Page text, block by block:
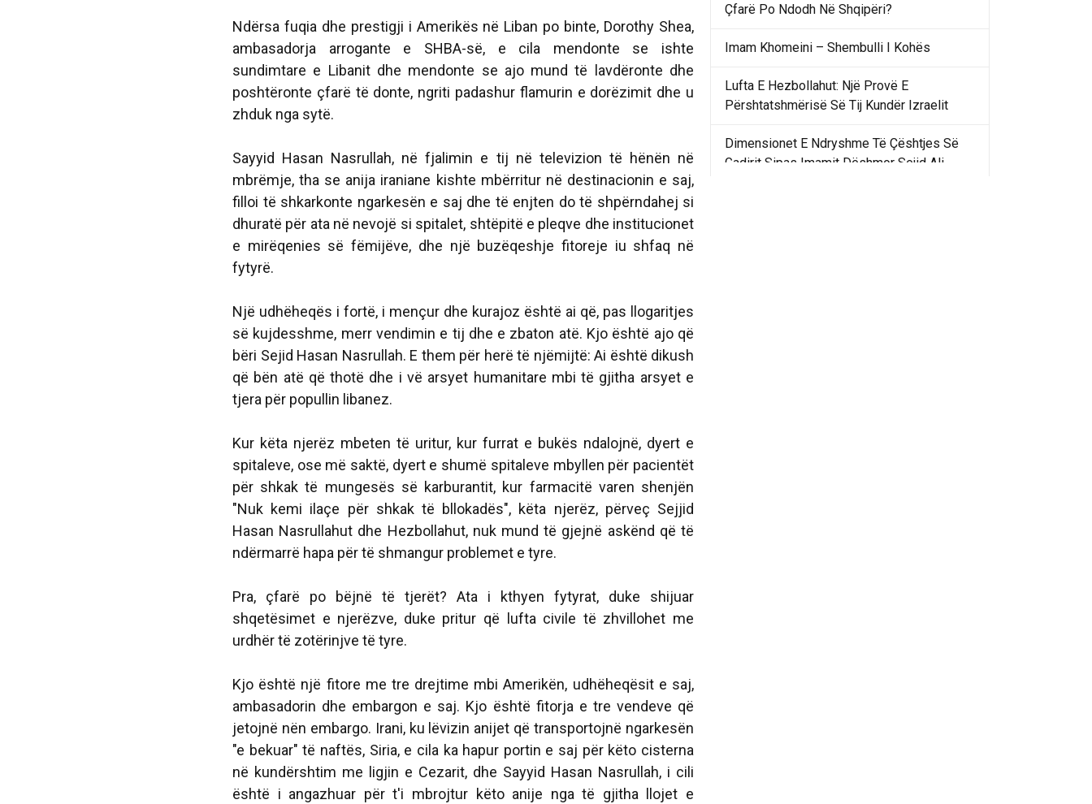
Ndërsa fuqia dhe prestigji i Amerikës në Liban po binte, Dorothy Shea,
ambasadorja arrogante e SHBA-së, e cila mendonte se ishte
sundimtare e Libanit dhe mendonte se ajo mund të lavdëronte dhe
poshtëronte çfarë të donte, ngriti padashur flamurin e dorëzimit dhe u
zhduk nga sytë.
Sayyid Hasan Nasrullah, në fjalimin e tij në televizion të hënën në
mbrëmje, tha se anija iraniane kishte mbërritur në destinacionin e saj,
filloi të shkarkonte ngarkesën e saj dhe të enjten do të shpërndahej si
dhuratë për ata në nevojë si spitalet, shtëpitë e pleqve dhe institucionet
e mirëqenies së fëmijëve, dhe një buzëqeshje fitoreje iu shfaq në
fytyrë.
Një udhëheqës i fortë, i mençur dhe kurajoz është ai që, pas llogaritjes
së kujdesshme, merr vendimin e tij dhe e zbaton atë. Kjo është ajo që
bëri Sejid Hasan Nasrullah. E them për herë të njëmijtë: Ai është dikush
që bën atë që thotë dhe i vë arsyet humanitare mbi të gjitha arsyet e
tjera për popullin libanez.
Kur këta njerëz mbeten të uritur, kur furrat e bukës ndalojnë, dyert e
spitaleve, ose më saktë, dyert e shumë spitaleve mbyllen për pacientët
për shkak të mungesës së karburantit, kur farmacitë varen shenjën
"Nuk kemi ilaçe për shkak të bllokadës", këta njerëz, përveç Sejjid
Hasan Nasrullahut dhe Hezbollahut, nuk mund të gjejnë askënd që të
ndërmarrë hapa për të shmangur problemet e tyre.
Pra, çfarë po bëjnë të tjerët? Ata i kthyen fytyrat, duke shijuar
shqetësimet e njerëzve, duke pritur që lufta civile të zhvillohet me
urdhër të zotërinjve të tyre.
Kjo është një fitore me tre drejtime mbi Amerikën, udhëheqësit e saj,
ambasadorin dhe embargon e saj. Kjo është fitorja e tre vendeve që
jetojnë nën embargo. Irani, ku lëvizin anijet që transportojnë ngarkesën
"e bekuar" të naftës, Siria, e cila ka hapur portin e saj për këto cisterna
në kundërshtim me ligjin e Cezarit, dhe Sayyid Hasan Nasrullah, i cili
është i angazhuar për t'i mbrojtur këto anije nga të gjitha llojet e
Çfarë Po Ndodh Në Shqipëri?
Imam Khomeini – Shembulli I Kohës
Lufta E Hezbollahut: Një Provë E
Përshtatshmërisë Së Tij Kundër Izraelit
Dimensionet E Ndryshme Të Çështjes Së
Gadirit Sipas Imamit Dëshmor Sejid Ali